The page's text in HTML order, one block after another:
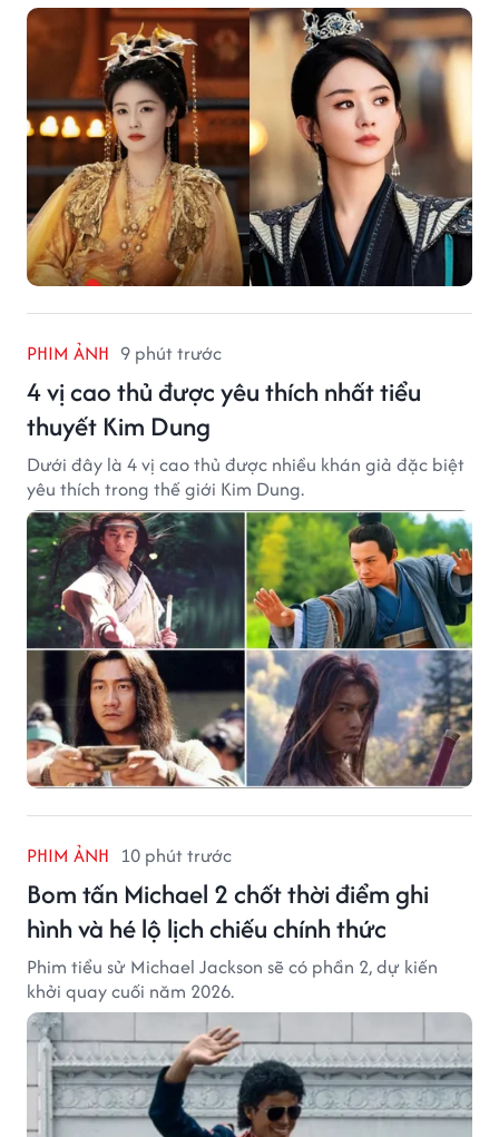
không ít người đặt câu hỏi liệu những ngôi sao hàng
đầu như Bạch Lộc, Triệu Lệ Dĩnh có thể bị thay thế
trong tương lai.
PHIM ẢNH 9 phút trước
4 vị cao thủ được yêu thích nhất tiểu
thuyết Kim Dung
Dưới đây là 4 vị cao thủ được nhiều khán giả đặc biệt
yêu thích trong thế giới Kim Dung.
PHIM ẢNH 10 phút trước
Bom tấn Michael 2 chốt thời điểm ghi
hình và hé lộ lịch chiếu chính thức
Phim tiểu sử Michael Jackson sẽ có phần 2, dự kiến
khởi quay cuối năm 2026.